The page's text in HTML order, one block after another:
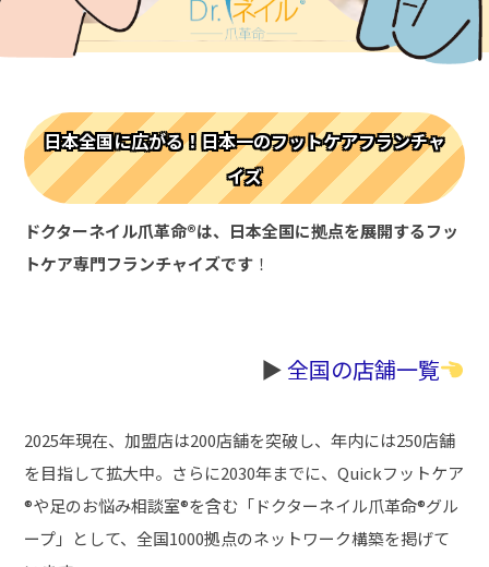
日本全国に広がる！日本一のフットケアフランチャ
イズ
ドクターネイル爪革命®は、日本全国に拠点を展開するフッ
トケア専門フランチャイズです ！
▶︎全国の店舗一覧
2025年現在、加盟店は200店舗を突破し、年内には250店舗
を目指して拡大中。さらに2030年までに、Quickフットケア
®や足のお悩み相談室®を含む「ドクターネイル爪革命®グル
ープ」として、全国1000拠点のネットワーク構築を掲げて